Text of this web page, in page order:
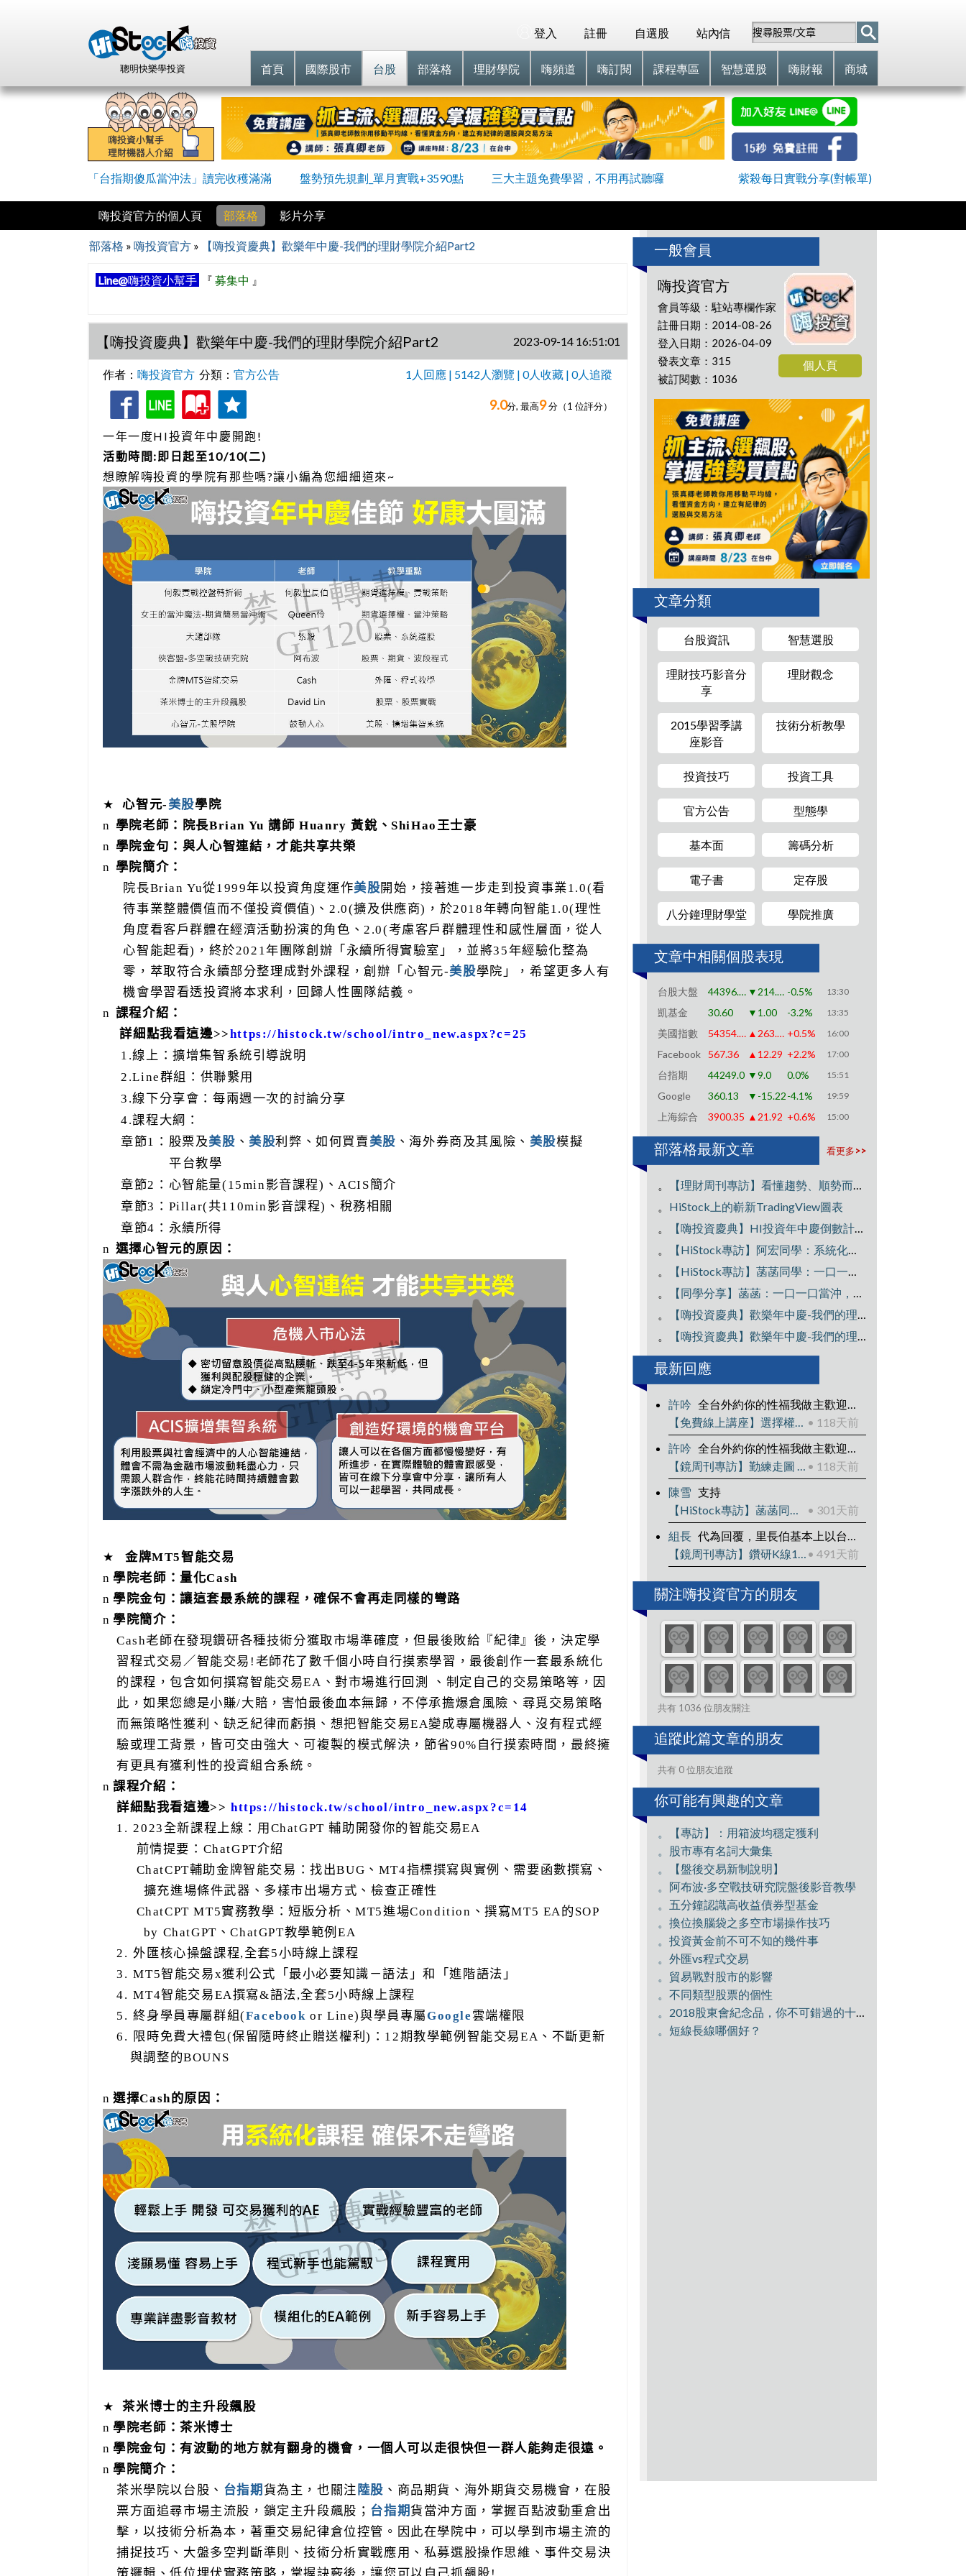
聰明快樂學投資
站內信
自選股
註冊
登入
首頁 國際股市 台股 部落格 理財學院 嗨頻道 嗨訂閱 課程專區 智慧選股 嗨財報 商城
「台指期傻瓜當沖法」讀完收穫滿滿 盤勢預先規劃_單月實戰+3590點 三大主題免費學習，不用再試聽囉 紫殺每日實戰分享(對帳單)
嗨投資官方的個人頁 部落格 影片分享
部落格 » 嗨投資官方 » 【嗨投資慶典】歡樂年中慶-我們的理財學院介紹Part2
Line@嗨投資小幫手 『 募集中 』
【嗨投資慶典】歡樂年中慶-我們的理財學院介紹Part2 2023-09-14 16:51:01
作者： 嗨投資官方 分類： 官方公告 1 人回應 | 5142人瀏覽 | 0人收藏 | 0人追蹤
收
藏
追
蹤
9.0分, 最高9分（1 位評分）
一年一度HI投資年中慶開跑!
活動時間:即日起至10/10(二)
想瞭解嗨投資的學院有那些嗎?讓小編為您細細道來 ~
★ 心智元- 美股學院
n 學院老師：院長Brian Yu講師Huanry黃銳、ShiHao王士豪
n 學院金句：與人心智連結，才能共享共榮
n 學院簡介：
院長Brian Yu從1999年以投資角度運作美股開始，接著進一步走到投資事業1.0(看
待事業整體價值而不僅投資價值) 、2.0(擴及供應商) ，於2018年轉向智能1.0(理性
角度看客戶群體在經濟活動扮演的角色、2.0( 考慮客戶群體理性和感性層面，從人
心智能起看) ，終於2021年團隊創辦「永續所得實驗室」，並將35年經驗化整為
零，萃取符合永續部分整理成對外課程，創辦「心智元-美股學院」，希望更多人有
機會學習看透投資將本求利，回歸人性團隊結義。
n 課程介紹：
詳細點我看這邊>>https://histock.tw/school/intro_new.aspx?c=25
1.線上：擴增集智系統引導說明
2.Line群組：供聯繫用
3.線下分享會：每兩週一次的討論分享
4.課程大綱：
章節1 ：股票及美股 、 美股利弊、如何買賣 美股 、海外券商及其風險、 美股模擬
平台教學
章節2 ：心智能量(15min影音課程) 、ACIS簡介
章節3 ： Pillar(共110min影音課程) 、稅務相關
章節4 ：永續所得
n 選擇心智元的原因：
★ 金牌MT5智能交易
n 學院老師：量化Cash
n 學院金句：讓這套最系統的課程，確保不會再走同樣的彎路
n 學院簡介：
Cash老師在發現鑽研各種技術分獲取市場準確度，但最後敗給『紀律』後，決定學
習程式交易／智能交易 ! 老師花了數千個小時自行摸索學習，最後創作一套最系統化
的課程，包含如何撰寫智能交易EA 、對市場進行回測 、制定自己的交易策略等，因
此，如果您總是小賺/大賠，害怕最後血本無歸，不停承擔爆倉風險、尋覓交易策略
而無策略性獲利、缺乏紀律而虧損、想把智能交易EA變成專屬機器人、沒有程式經
驗或理工背景，皆可交由強大、可複製的模式解決，節省90% 自行摸索時間，最終擁
有更具有獲利性的投資組合系統。
n 課程介紹：
詳細點我看這邊>> https://histock.tw/school/intro_new.aspx?c=14
1. 2023全新課程上線：用 ChatGPT輔助開發你的智能交易EA
前情提要： ChatGPT介紹
ChatCPT輔助金牌智能交易：找出BUG 、 MT4指標撰寫與實例、需要函數撰寫、
擴充進場條件武器、多樣市出場方式、檢查正確性
ChatCPT MT5實務教學：短版分析、MT5進場Condition 、撰寫MT5 EA 的 SOP
by ChatGPT 、ChatGPT教學範例 EA
2. 外匯核心操盤課程,全套5小時線上課程
3. MT5智能交易x獲利公式「最小必要知識－語法」和「進階語法」
4. MT4智能交易EA撰寫&語法,全套5小時線上課程
5. 終身學員專屬群組(Facebook or Line)與學員專屬Google 雲端權限
6.
限時免費大禮包(保留隨時終止贈送權利) ： 12期教學範例智能交易EA 、不斷更新
與調整的BOUNS
n 選擇Cash 的原因：
★
茶米博士的主升段飆股
n 學院老師：茶米博士
n 學院金句：有波動的地方就有翻身的機會，一個人可以走很快但一群人能夠走很遠。
n 學院簡介：
茶米學院以台股、 台指期 貨為主，也關注 陸股 、商品期貨、海外期貨交易機會，在股
票方面追尋市場主流股，鎖定主升段飆股； 台指期 貨當沖方面，掌握百點波動重倉出
擊，以技術分析為本，著重交易紀律倉位控管。因此在學院中，可以學到市場主流的
捕捉技巧、大盤多空判斷準則、技術分析實戰應用、私募選股操作思維、事件交易決
一般會員
嗨投資官方
會員等級：駐站專欄作家
註冊日期：2014-08-26
登入日期：2026-04-09
發表文章：315
被訂閱數：1036
個人頁
文章分類
台股資訊 智慧選股
理財技巧影音分
享
理財觀念
2015學習季講
座影音
技術分析教學
投資技巧 投資工具
官方公告 型態學
基本面 籌碼分析
電子書 定存股
八分鐘理財學堂 學院推廣
文章中相關個股表現
台股大盤 44396.70 ▼214.90 -0.5% 13:30
凱基金 30.60 ▼1.00 -3.2% 13:35
美國指數 54354.45 ▲263.03 +0.5% 16:00
Facebook 567.36 ▲12.29 +2.2% 17:00
台指期 44249.0 ▼9.0 0.0% 15:51
Google 360.13 ▼-15.22-4.1% 19:59
上海綜合 3900.35 ▲21.92 +0.6% 15:00
看更多>>
部落格最新文章
。
【理財周刊專訪】看懂趨勢、順勢而為：打造穩定獲利的交易思維
。 HiStock上的嶄新TradingView圖表
。
【嗨投資慶典】HI投資年中慶倒數計時!不如就趁雙十衝一波~
。
【HiStock專訪】阿宏同學：系統化操作，波段獲利300萬！
。
【HiStock專訪】菡菡同學：一口一口當沖，還清400萬負債翻轉人生
。
【同學分享】菡菡：一口一口當沖，還清400萬負債翻轉人生
。
【嗨投資慶典】歡樂年中慶-我們的理財學院介紹Part2
。
【嗨投資慶典】歡樂年中慶-我們的理財學院介紹Part1
最新回應
許吟
全台外約你的性福我做主歡迎加入⏰ 營業時間：下午1:00 ～ 凌晨04:00🚗 外送區域：雙北、新竹、台中、彰化、高雄、台南💰 消費方式：到府 / 酒店，一律現金 ✨ 主營類型：清純大學生
【免費線上講座】選擇權-淨利25萬的操作拆解 • 118天前
許吟
全台外約你的性福我做主歡迎加入⏰ 營業時間：下午1:00 ～ 凌晨04:00🚗 外送區域：雙北、新竹、台中、彰化、高雄、台南💰 消費方式：到府 / 酒店，一律現金 ✨ 主營類型：清純大學生
【鏡周刊專訪】勤練走圖 K線達人靠2套戰法賺千萬 • 118天前
陳雪 支持
【HiStock專訪】菡菡同學：一口一口當沖，還清400萬負債翻轉人生
• 301天前
組長
代為回覆，里長伯基本上以台指期、台指權為主
【鏡周刊專訪】鑽研K線10年資產翻15倍 • 491天前
關注嗨投資官方的朋友
共有 1036 位朋友關注
追蹤此篇文章的朋友
共有 0 位朋友追蹤
你可能有興趣的文章
。【專訪】：用箱波均穩定獲利
。股市專有名詞大彙集
。【盤後交易新制說明】
。阿布波·多空戰技研究院盤後影音教學
。五分鐘認識高收益債券型基金
。換位換腦袋之多空市場操作技巧
。投資黃金前不可不知的幾件事
。外匯vs程式交易
。貿易戰對股市的影響
。不同類型股票的個性
。2018股東會紀念品，你不可錯過的十大好禮
。短線長線哪個好？